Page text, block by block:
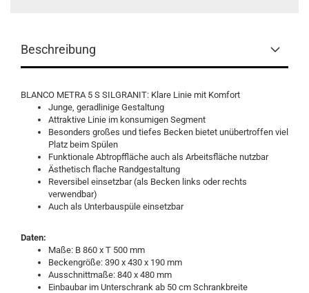
Beschreibung
BLANCO METRA 5 S SILGRANIT: Klare Linie mit Komfort
Junge, geradlinige Gestaltung
Attraktive Linie im konsumigen Segment
Besonders großes und tiefes Becken bietet unübertroffen viel
Platz beim Spülen
Funktionale Abtropffläche auch als Arbeitsfläche nutzbar
Ästhetisch flache Randgestaltung
Reversibel einsetzbar (als Becken links oder rechts
verwendbar)
Auch als Unterbauspüle einsetzbar
Daten:
Maße: B 860 x T 500 mm
Beckengröße: 390 x 430 x 190 mm
Ausschnittmaße: 840 x 480 mm
Einbaubar im Unterschrank ab 50 cm Schrankbreite